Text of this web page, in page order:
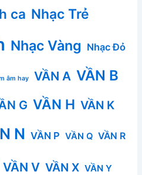
ca Nhạc Trẻ
Nhạc Vàng Nhạc Đỏ
âm hay VẦN A VẦN B
G VẦN H VẦN K
N VẦN P VẦN Q VẦN R
VẦN V VẦN X VẦN Y